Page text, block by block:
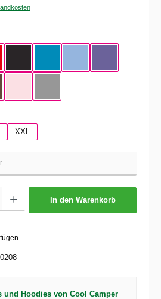
XXL
In den Warenkorb
und Hoodies von Cool Camper